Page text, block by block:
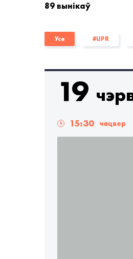
89 вынікаў
Усе #UPR
#умацаванне
#свабода асацыяцыі
19
15:30 чацвер